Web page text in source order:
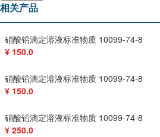
相关产品
硝酸铅滴定溶液标准物质 10099-74-8
¥ 150.0
硝酸铅滴定溶液标准物质 10099-74-8
¥ 150.0
硝酸铅滴定溶液标准物质 10099-74-8
¥ 250.0